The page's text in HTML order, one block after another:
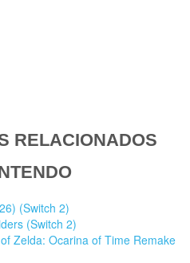
RELACIONADOS
(Switch 2)
(Switch 2)
Zelda: Ocarina of Time Remake